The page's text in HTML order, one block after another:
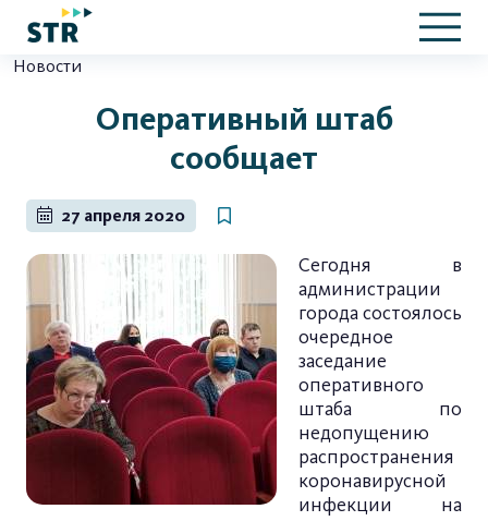
Новости
Оперативный штаб
сообщает
27 апреля 2020
Сегодня в
администрации
города состоялось
очередное
заседание
оперативного
штаба по
недопущению
распространения
коронавирусной
инфекции на